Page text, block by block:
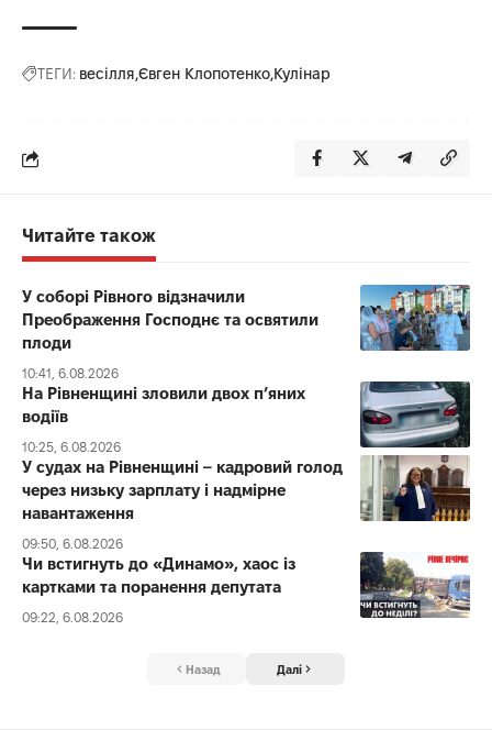
ТЕГИ: весілля Євген Клопотенко Кулінар
Читайте також
У соборі Рівного відзначили
Преображення Господнє та освятили
плоди
10:41, 6.08.2026
На Рівненщині зловили двох п’яних
водіїв
10:25, 6.08.2026
У судах на Рівненщині – кадровий голод
через низьку зарплату і надмірне
навантаження
09:50, 6.08.2026
Чи встигнуть до «Динамо», хаос із
картками та поранення депутата
09:22, 6.08.2026
Назад Далі